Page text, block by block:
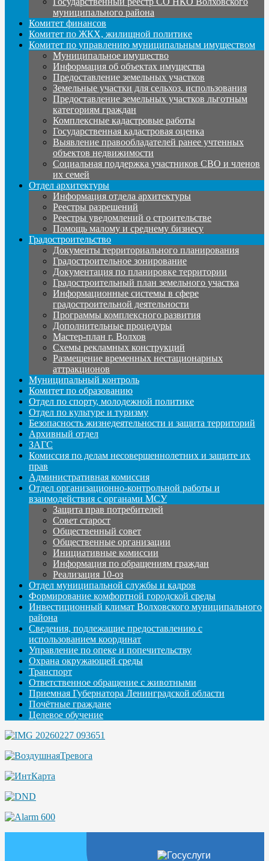
муниципального района
Комитет финансов
Комитет по ЖКХ, жилищной политике
Комитет по управлению муниципальным имуществом
Муниципальное имущество
Информация об объектах имущества
Предоставление земельных участков
Земельные участки для сельхоз. использования
Предоставление земельных участков льготным
категориям граждан
Комплексные кадастровые работы
Государственная кадастровая оценка
Выявление правообладателей ранее учтенных
объектов недвижимости
Социальная поддержка участников СВО и членов
их семей
Отдел архитектуры
Информация отдела архитектуры
Реестры разрешений
Реестры уведомлений о строительстве
Помощь малому и среднему бизнесу
Градостроительство
Документы территориального планирования
Градостроительное зонирование
Документация по планировке территории
Градостроительный план земельного участка
Информационные системы в сфере
градостроительной деятельности
Программы комплексного развития
Дополнительные процедуры
Мастер-план г. Волхов
Схемы рекламных конструкций
Размещение временных нестационарных
аттракционов
Муниципальный контроль
Комитет по образованию
Отдел по спорту, молодежной политике
Отдел по культуре и туризму
Безопасность жизнедеятельности и защита территорий
Архивный отдел
ЗАГС
Комиссия по делам несовершеннолетних и защите их
прав
Административная комиссия
Отдел организационно-контрольной работы и
взаимодействия с органами МСУ
Защита прав потребителей
Совет старост
Общественный совет
Общественные организации
Инициативные комиссии
Информация по обращениям граждан
Реализация 10-оз
Отдел муниципальной службы и кадров
Формирование комфортной городской среды
Инвестиционный климат Волховского муниципального
района
Сведения, подлежащие предоставлению с
использованием координат
Управление по опеке и попечительству
Охрана окружающей среды
Транспорт
Ответственное обращение с животными
Приемная Губернатора Ленинградской области
Почётные граждане
Целевое обучение